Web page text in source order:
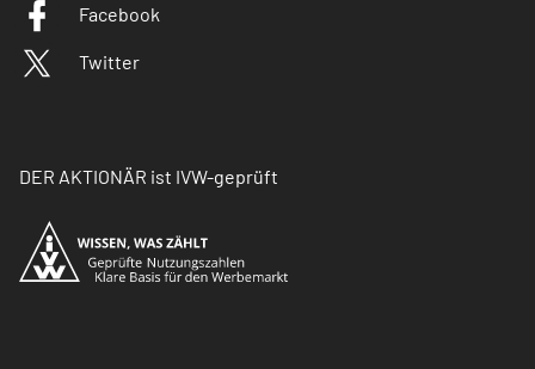
Facebook
Twitter
DER AKTIONÄR ist IVW-geprüft